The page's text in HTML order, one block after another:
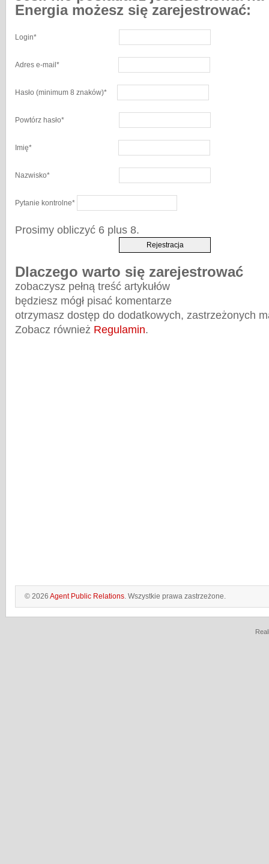
Energia możesz się zarejestrować:
Login*
Adres e-mail *
Hasło (minimum 8 znaków)*
Powtórz hasło*
Imię*
Nazwisko*
Pytanie kontrolne*
Prosimy obliczyć 6 plus 8.
Dlaczego warto się zarejestrować
zobaczysz pełną treść artykułów
będziesz mógł pisać komentarze
otrzymasz dostęp do dodatkowych, zastrzeżonych
Zobacz również Regulamin.
© 2026 Agent Public Relations. Wszystkie prawa zastrzeżone.